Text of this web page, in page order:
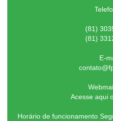
(81)
(81)
E-
Acesse aqui
Horário de funcionamento